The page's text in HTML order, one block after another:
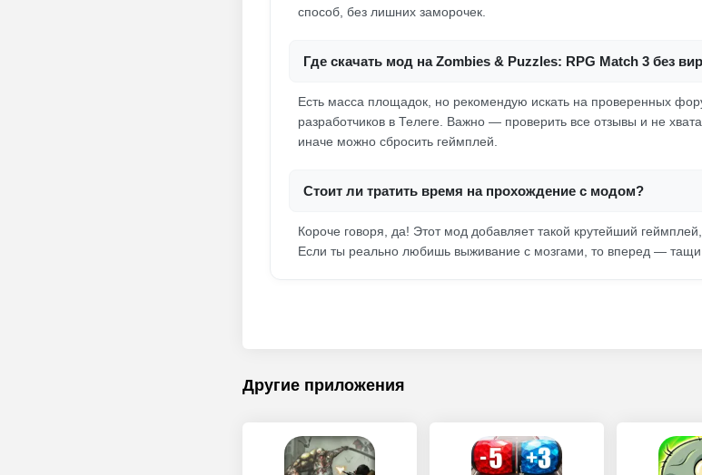
способ, без лишних заморочек.
Где скачать мод на Zombies & Puzzles: RPG Match 3 без
Есть масса площадок, но рекомендую искать на проверенных
разработчиков в Телеге. Важно — проверить все отзывы и не
иначе можно сбросить геймплей.
Стоит ли тратить время на прохождение с модом?
Короче говоря, да! Этот мод добавляет такой крутейший геймплей,
Если ты реально любишь выживание с мозгами, то вперед —
Другие приложения